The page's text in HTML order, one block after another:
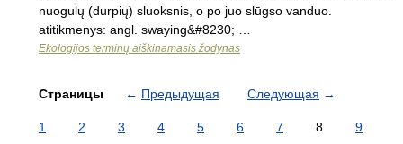
nuogulų (durpių) sluoksnis, o po juo slūgso vanduo.
atitikmenys: angl. swaying&#8230; …
Ekologijos terminų aiškinamasis žodynas
Страницы ← Предыдущая Следующая →
1 2 3 4 5 6 7 8 9